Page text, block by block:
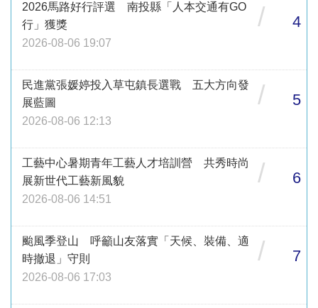
2026馬路好行評選 南投縣「人本交通有GO
行」獲獎
2026-08-06 19:07
/ 4
民進黨張媛婷投入草屯鎮長選戰 五大方向發
展藍圖
2026-08-06 12:13
/ 5
工藝中心暑期青年工藝人才培訓營 共秀時尚
展新世代工藝新風貌
2026-08-06 14:51
/ 6
颱風季登山 呼籲山友落實「天候、裝備、適
時撤退」守則
2026-08-06 17:03
/ 7